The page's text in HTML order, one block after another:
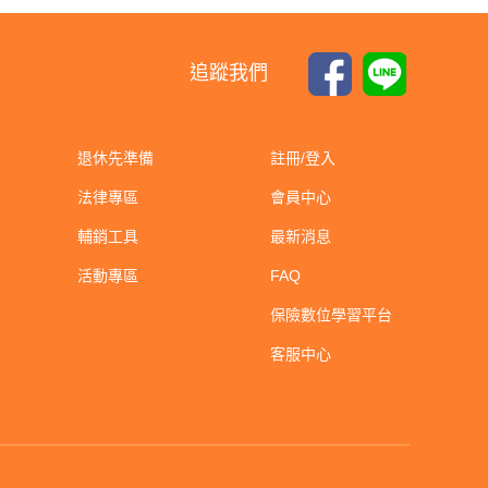
追蹤我們
退休先準備
法律專區
輔銷工具
活動專區
註冊/登入
會員中心
最新消息
FAQ
保險數位學習平台
客服中心